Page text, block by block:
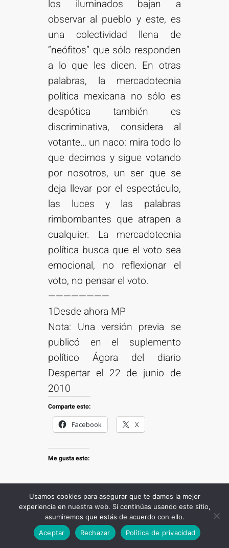
los iluminados bajan a
observar al pueblo y este, es
una colectividad llena de
“neófitos” que sólo responden
a lo que les dicen. En otras
palabras, la mercadotecnia
política mexicana no sólo es
despótica también es
discriminativa, considera al
votante… un naco: mira todo lo
que decimos y sigue votando
por nosotros, un ser que se
deja llevar por el espectáculo,
las luces y las palabras
rimbombantes que atrapen a
cualquier. La mercadotecnia
política busca que el voto sea
emocional, no reflexionar el
voto, no pensar el voto.
————————
1Desde ahora MP
Nota: Una versión previa se
publicó en el suplemento
político Ágora del diario
Despertar el 22 de junio de
2010
Comparte esto:
Facebook
X
Me gusta esto:
Categorías: Despertar Suscribirse
Usamos cookies para asegurar que te damos la mejor
experiencia en nuestra web. Si continúas usando este sitio,
asumiremos que estás de acuerdo con ello.
Aceptar
Rechazar Política de privacidad